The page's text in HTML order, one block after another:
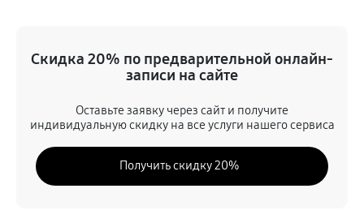
Замена кулера игровой приставки Sony PlayStation
PlayStation 5
1980 руб 60 минут
Скидка 20% по предварительной онлайн-
записи на сайте
Оставьте заявку через сайт и получите
индивидуальную скидку на все услуги нашего сервиса
Получить скидку 20%